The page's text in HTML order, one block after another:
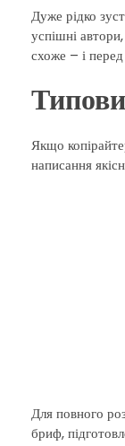
Дуже рідко
успішні
схоже – і перед
Якщо
написання
Для повного
бриф,